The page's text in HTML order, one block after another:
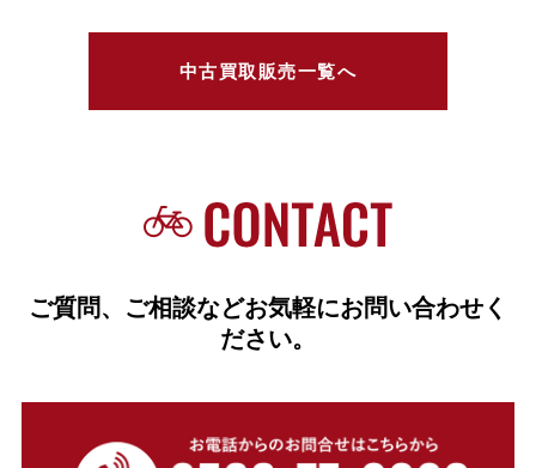
中古買取販売一覧へ
ご質問、ご相談などお気軽にお問い合わせく
ださい。